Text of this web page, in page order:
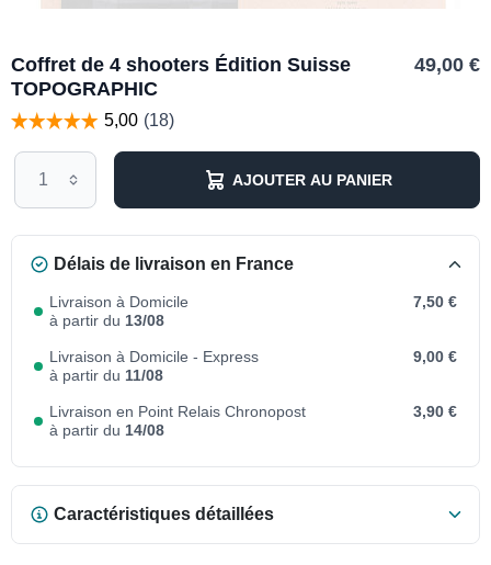
Coffret de 4 shooters Édition Suisse
TOPOGRAPHIC
49,00 €
AJOUTER AU PANIER
Délais de livraison en France
Livraison à Domicile
à partir du 13/08
7,50 €
Livraison à Domicile - Express
à partir du 11/08
9,00 €
Livraison en Point Relais Chronopost
à partir du 14/08
3,90 €
Caractéristiques détaillées